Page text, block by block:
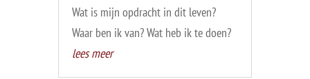
Wat is mijn opdracht in dit leven?
Waar ben ik van? Wat heb ik te doen?
lees meer